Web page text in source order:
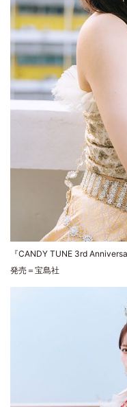
『CANDY TUNE 3rd
発売＝宝島社